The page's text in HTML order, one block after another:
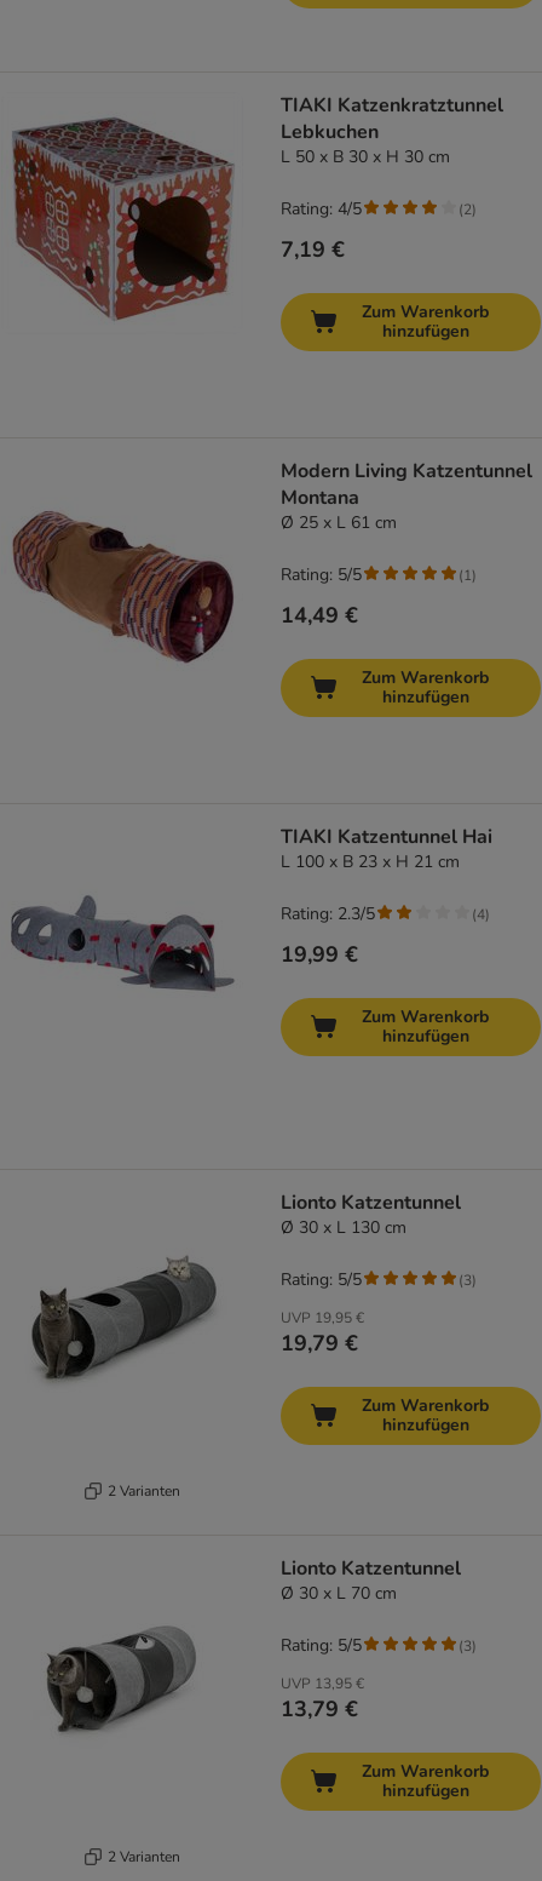
TIAKI Katzenkratztunnel
Lebkuchen
L 50 x B 30 x H 30 cm
7,19 €
Rating: 4/5 (2)
Zum Warenkorb
hinzufügen
Modern Living Katzentunnel
Montana
Ø 25 x L 61 cm
14,49 €
Rating: 5/5 (1)
Zum Warenkorb
hinzufügen
TIAKI Katzentunnel Hai
L 100 x B 23 x H 21 cm
19,99 €
Rating: 2.3/5 (4)
Zum Warenkorb
hinzufügen
2 Varianten
Lionto Katzentunnel
Ø 30 x L 130 cm
UVP 19,95 €
19,79 €
Rating: 5/5 (3)
Zum Warenkorb
hinzufügen
2 Varianten
Lionto Katzentunnel
Ø 30 x L 70 cm
UVP 13,95 €
13,79 €
Rating: 5/5 (3)
Zum Warenkorb
hinzufügen